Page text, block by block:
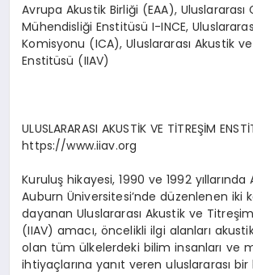
Avrupa Akustik Birliği (EAA),
Mühendisliği Enstitüsü I-INCE,
Komisyonu (ICA), Uluslararası Akustik
Enstitüsü (IIAV)
ULUSLARARASI AKUSTİK VE TİTREŞİM
https://www.iiav.org
Kuruluş hikayesi, 1990 ve 1992 yıllarında
Auburn Üniversitesi’nde düzenlenen iki
dayanan Uluslararası Akustik ve
(IIAV) amacı, öncelikli ilgi alanları
olan tüm ülkelerdeki bilim insanları ve
ihtiyaçlarına yanıt veren uluslararası bir